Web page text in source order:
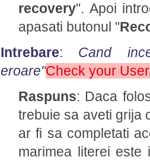
recovery". Apoi
apasati butonul "
Intrebare: Cand
eroare"Check your
Raspuns: Daca
trebuie sa aveti grija
ar fi sa completati
marimea literei este